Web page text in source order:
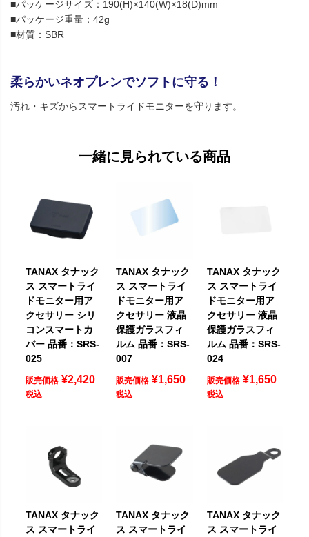
■パッケージサイズ：190(H)×140(W)×18(D)mm
■パッケージ重量：42g
■材質：SBR
柔らかいネオプレンでソフトに守る！
汚れ・キズからスマートライドモニターを守ります。
一緒に見られている商品
TANAX タナック
ス スマートライ
ドモニター用ア
クセサリー シリ
コンスマートカ
バー 品番：SRS-
025
販売価格 ¥2,420
税込
TANAX タナック
ス スマートライ
ドモニター用ア
クセサリー 液晶
保護ガラスフィ
ルム 品番：SRS-
007
販売価格 ¥1,650
税込
TANAX タナック
ス スマートライ
ドモニター用ア
クセサリー 液晶
保護ガラスフィ
ルム 品番：SRS-
024
販売価格 ¥1,650
税込
TANAX タナック
ス スマートライ
TANAX タナック
ス スマートライ
TANAX タナック
ス スマートライ